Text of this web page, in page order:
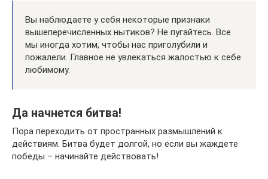
Вы наблюдаете у себя некоторые признаки
вышеперечисленных нытиков? Не пугайтесь. Все
мы иногда хотим, чтобы нас приголубили и
пожалели. Главное не увлекаться жалостью к себе
любимому.
Да начнется битва!
Пора переходить от пространных размышлений к
действиям. Битва будет долгой, но если вы жаждете
победы – начинайте действовать!